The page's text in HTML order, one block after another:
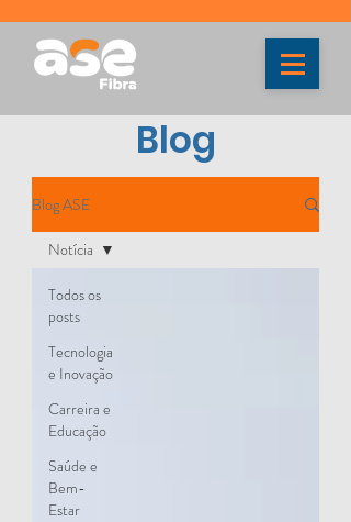
Blog
Blog ASE
Todos os
posts
Tecnologia
e Inovação
Carreira e
Educação
Saúde e
Bem-
Estar
Notícia